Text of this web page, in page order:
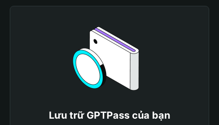
Lưu trữ GPTPass của bạn